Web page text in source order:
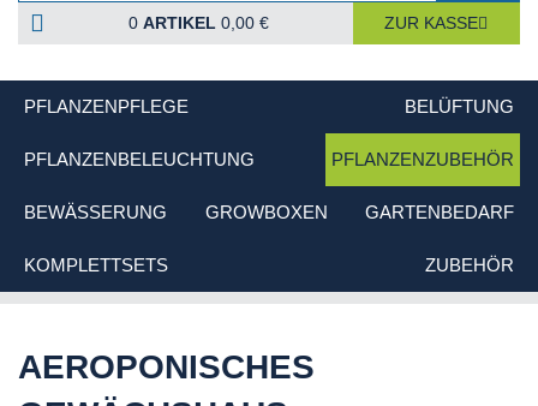
0 ARTIKEL 0,00 € ZUR KASSE
PFLANZENPFLEGE BELÜFTUNG
PFLANZENBELEUCHTUNG PFLANZENZUBEHÖR
BEWÄSSERUNG GROWBOXEN GARTENBEDARF
KOMPLETTSETS ZUBEHÖR
AEROPONISCHES